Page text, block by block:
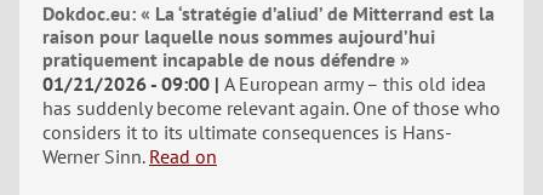
Dokdoc.eu: « La ‘stratégie d’aliud’ de Mitterrand est la
raison pour laquelle nous sommes aujourd’hui
pratiquement incapable de nous défendre »
01/21/2026 - 09:00 A European army – this old idea
has suddenly become relevant again. One of those who
considers it to its ultimate consequences is Hans-
Werner Sinn. Read on